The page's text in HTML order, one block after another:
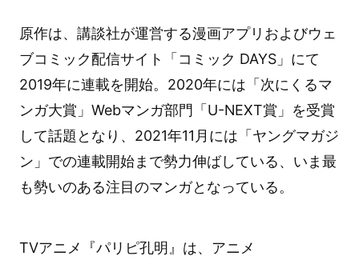
原作は、講談社が運営する漫画アプリおよびウェ
ブコミック配信サイト「コミック DAYS」にて
2019年に連載を開始。2020年には「次にくるマ
ンガ大賞」Webマンガ部門「U-NEXT賞」を受賞
して話題となり、2021年11月には「ヤングマガジ
ン」での連載開始まで勢力伸ばしている、いま最
も勢いのある注目のマンガとなっている。
TVアニメ『パリピ孔明』は、アニメ